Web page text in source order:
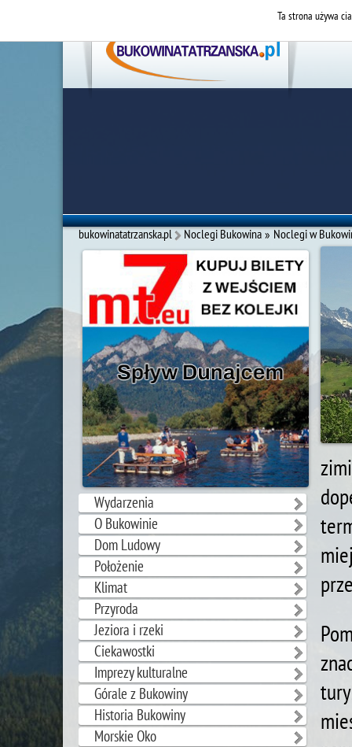
bukowinatatrzanska.pl Noclegi Bukowina » Noclegi w
Wydarzenia
O Bukowinie
Dom Ludowy
Położenie
Klimat
Przyroda
Jeziora i rzeki
Ciekawostki
Imprezy kulturalne
Górale z Bukowiny
Historia Bukowiny
Morskie Oko
Ta strona używa